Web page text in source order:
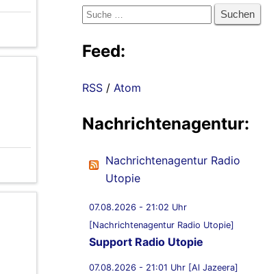
Suche
Feed:
RSS / Atom
Nachrichtenagentur:
Nachrichtenagentur Radio
Utopie
07.08.2026 - 21:02 Uhr
[Nachrichtenagentur Radio Utopie]
Support Radio Utopie
07.08.2026 - 21:01 Uhr [Al Jazeera]